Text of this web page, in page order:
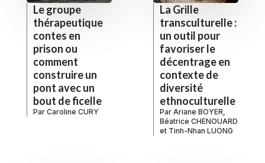
Le groupe
thérapeutique
contes en
prison ou
comment
construire un
pont avec un
bout de ficelle
Par Caroline CURY
La Grille
transculturelle :
un outil pour
favoriser le
décentrage en
contexte de
diversité
ethnoculturelle
Par Ariane BOYER
Béatrice CHENOUARD
et Tinh-Nhan LUONG